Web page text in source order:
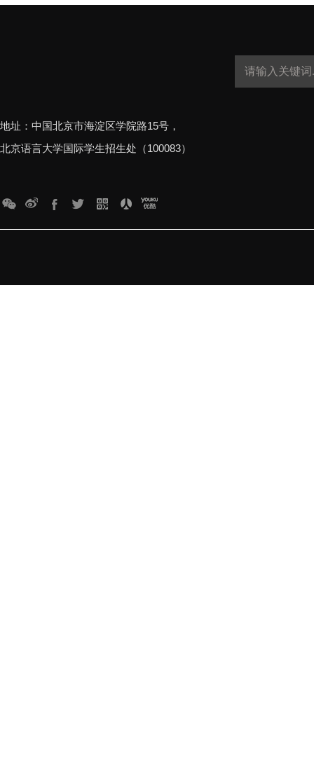
地址：中国北京市海淀区学院路15号，
北京语言大学国际学生招生处（100083）